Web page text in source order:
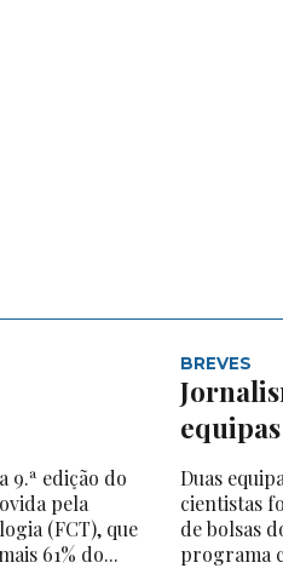
9.ª edição do
pela
(FCT), que
61% do...
BREVES
Duas
cientistas
de bolsas
programa